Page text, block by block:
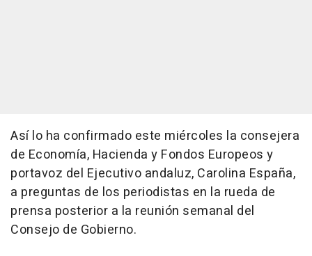
Así lo ha confirmado este miércoles la consejera
de Economía, Hacienda y Fondos Europeos y
portavoz del Ejecutivo andaluz, Carolina España,
a preguntas de los periodistas en la rueda de
prensa posterior a la reunión semanal del
Consejo de Gobierno.